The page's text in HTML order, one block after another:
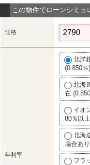
この物件でローンシミュ
価格
年利率
北洋
(0.850％)
北海
在
イオ
80％以
北海
場合あ
フラ